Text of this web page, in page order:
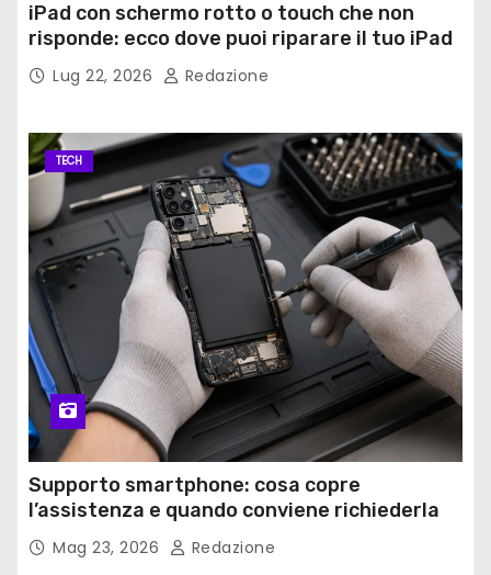
iPad con schermo rotto o touch che non
risponde: ecco dove puoi riparare il tuo iPad
Lug 22, 2026 Redazione
TECH
Supporto smartphone: cosa copre
l’assistenza e quando conviene richiederla
Mag 23, 2026 Redazione